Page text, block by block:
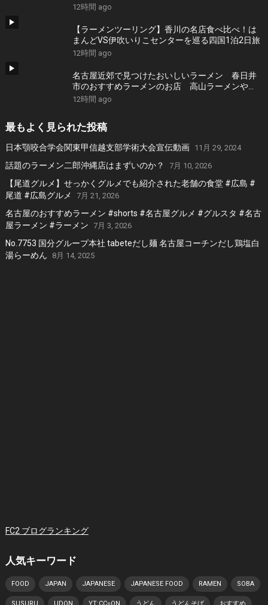
12時間 ago
【ラーメンツーリング】香川の名店食べ比べ！は
まんどVS伊吹いりこセンターを巡る四国1泊2日旅
12時間 ago
名古屋近郊で見つけたおいしいラーメン 春日井
市のおすすめラーメンのお店 高山ラーメンや
担々麺、旨辛タンメンなどおすすめのお店 １２
12時間 ago
最もよく見られた投稿
日本顎咬合学会関東甲信越支部学術大会宣伝動画 11月 29, 2024
話題のラーメン二郎沖縄店はまずいのか？ 7月 10, 2026
【尾道グルメ】せっかくグルメでも紹介された老舗の食堂 #広島 #
尾道 #広島グルメ
7月 21, 2026
名古屋のおすすめラーメン #shorts #名古屋グルメ #グルスタ #名古
屋ラーメン #ラーメン 7月 3, 2026
No.7753 国分グループ本社 tabeteだし麺 名古屋コーチンだし鶏塩白
湯らーめん
8月 14, 2025
FC2 ブログランキング
人気キーワード
FOOD JAPAN JAPANESE JAPANESE FOOD RAMEN SOBA
SUSURU UDON YT:CC=ON うどん うどんそば おすすめ